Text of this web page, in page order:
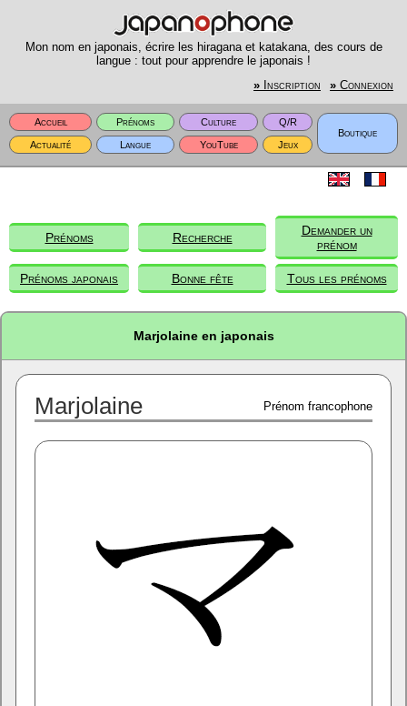
Mon nom en japonais, écrire les hiragana et katakana, des cours de
langue : tout pour apprendre le japonais !
» Inscription » Connexion
Accueil Prénoms Culture
Q/R
Boutique
Actualité
Langue YouTube Jeux
Prénoms Recherche
Demander un
prénom
Prénoms japonais Bonne fête Tous les prénoms
Marjolaine en japonais
Marjolaine Prénom francophone